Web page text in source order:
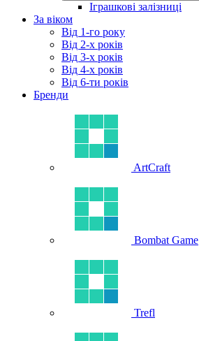
Іграшкові залізниці
За віком
Від 1-го року
Від 2-х років
Від 3-х років
Від 4-х років
Від 6-ти років
Бренди
ArtCraft
Bombat Game
Trefl